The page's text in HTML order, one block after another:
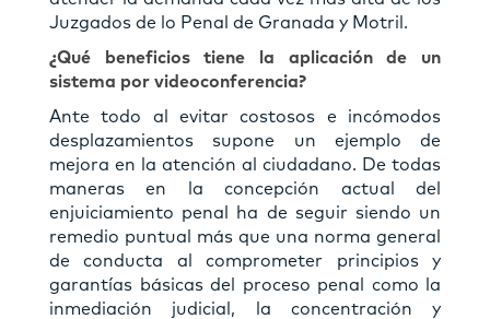
Juzgados de lo Penal de Granada y Motril.
¿Qué beneﬁcios tiene la aplicación de un
sistema por videoconferencia?
Ante todo al evitar costosos e incómodos
desplazamientos supone un ejemplo de
mejora en la atención al ciudadano. De todas
maneras en la concepción actual del
enjuiciamiento penal ha de seguir siendo un
remedio puntual más que una norma general
de conducta al comprometer principios y
garantías básicas del proceso penal como la
inmediación judicial, la concentración y